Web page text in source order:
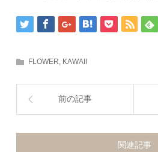
FLOWER, KAWAII
前の記事
関連記事